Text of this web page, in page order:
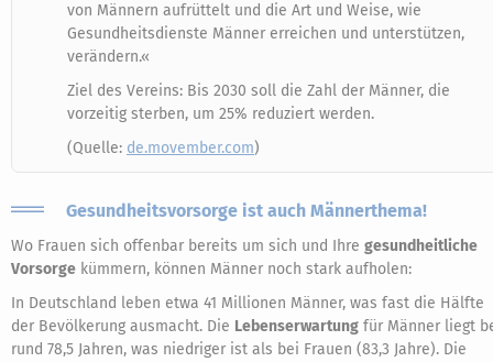
von Männern aufrüttelt und die Art und Weise, wie
Gesundheitsdienste Männer erreichen und unterstützen,
verändern.«
Ziel des Vereins: Bis 2030 soll die Zahl der Männer, die
vorzeitig sterben, um 25% reduziert werden.
(Quelle: de.movember.com)
Gesundheitsvorsorge ist auch Männerthema!
Wo Frauen sich offenbar bereits um sich und Ihre gesundheitliche
Vorsorge kümmern, können Männer noch stark aufholen:
In Deutschland leben etwa 41 Millionen Männer, was fast die Hälfte
der Bevölkerung ausmacht. Die Lebenserwartung für Männer liegt
rund 78,5 Jahren, was niedriger ist als bei Frauen (83,3 Jahre). Die